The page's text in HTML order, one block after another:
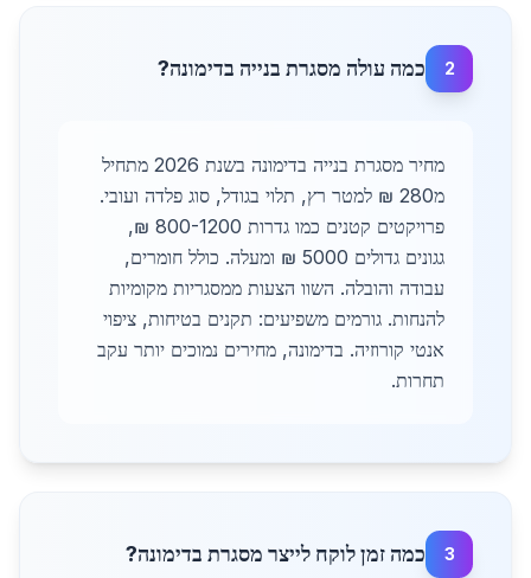
2 כמה עולה מסגרת בנייה בדימונה?
מחיר מסגרת בנייה בדימונה בשנת 2026 מתחיל
מ280 ₪ למטר רץ, תלוי בגודל, סוג פלדה ועובי.
פרויקטים קטנים כמו גדרות 800-1200 ₪,
גגונים גדולים 5000 ₪ ומעלה. כולל חומרים,
עבודה והובלה. השוו הצעות ממסגריות מקומיות
להנחות. גורמים משפיעים: תקנים בטיחות, ציפוי
אנטי קורוזיה. בדימונה, מחירים נמוכים יותר עקב
תחרות.
3 כמה זמן לוקח לייצר מסגרת בדימונה?